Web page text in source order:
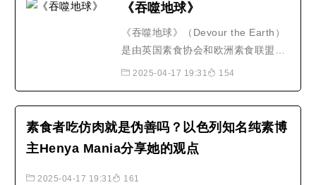
《吞噬地球》
《吞噬地球》（Devour the Earth）
是由英国素食协会和欧洲素食联盟所
拍摄的纪录短片，并由享誉全球的素
（Sir Paul McCartney）担任旁白，
洛维尼亚已卸任的第二任总统雅奈兹·
德尔诺夫舍克博士之笔。《吞噬..
2025-04-17 19:31 154
素食者吃仿肉就是伪善吗？以色列知名纯素博
主Henya Mania分享她的观点
2025-04-17 19:31 161